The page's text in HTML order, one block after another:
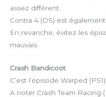
assez différent.
Contra 4 (DS) est
En revanche, évitez les
mauvais.
Crash Bandicoot
C’est l’épisode Warped
A noter Crash Team Racing